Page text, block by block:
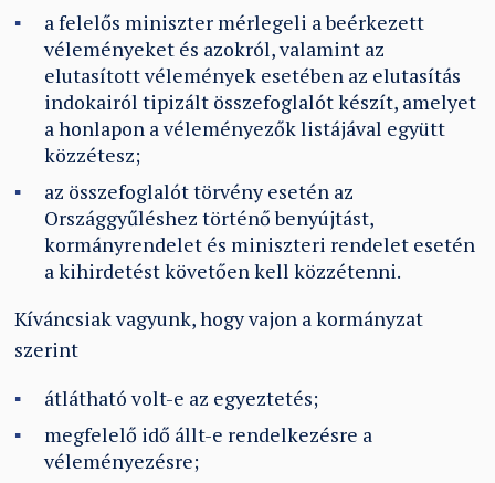
a felelős miniszter mérlegeli a beérkezett
véleményeket és azokról, valamint az
elutasított vélemények esetében az elutasítás
indokairól tipizált összefoglalót készít, amelyet
a honlapon a véleményezők listájával együtt
közzétesz;
az összefoglalót törvény esetén az
Országgyűléshez történő benyújtást,
kormányrendelet és miniszteri rendelet esetén
a kihirdetést követően kell közzétenni.
Kíváncsiak vagyunk, hogy vajon a kormányzat
szerint
átlátható volt-e az egyeztetés;
megfelelő idő állt-e rendelkezésre a
véleményezésre;